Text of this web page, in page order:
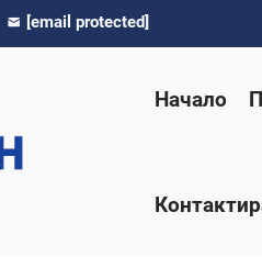
[email protected]
Начало